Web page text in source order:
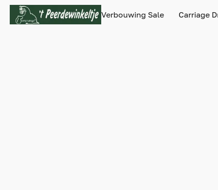
Verbouwing Sale Carriage